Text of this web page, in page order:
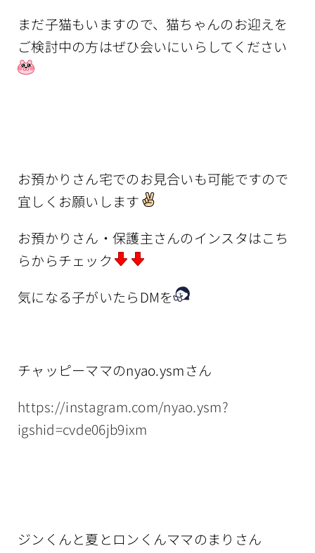
まだ子猫もいますので、猫ちゃんのお迎えを
ご検討中の方はぜひ会いにいらしてください
お預かりさん宅でのお見合いも可能ですので
宜しくお願いします
お預かりさん・保護主さんのインスタはこち
らからチェック
気になる子がいたらDMを
チャッピーママのnyao.ysmさん
https://instagram.com/nyao.ysm?
igshid=cvde06jb9ixm
ジンくんと夏とロンくんママのまりさん